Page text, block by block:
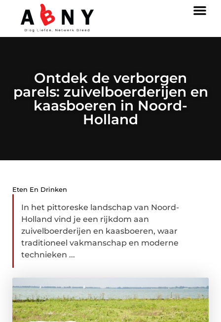
Ontdek de verborgen
parels: zuivelboerderijen en
kaasboeren in Noord-
Holland
Eten En Drinken
In het pittoreske landschap van Noord-
Holland vind je een rijkdom aan
zuivelboerderijen en kaasboeren, waar
traditioneel vakmanschap en moderne
technieken ...